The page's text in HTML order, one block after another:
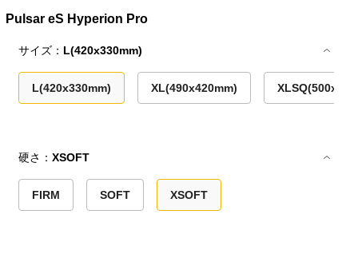
Pulsar eS Hyperion Pro
サイズ： L(420x330mm)
L(420x330mm) XL(490x420mm)
硬さ：XSOFT
FIRM SOFT XSOFT